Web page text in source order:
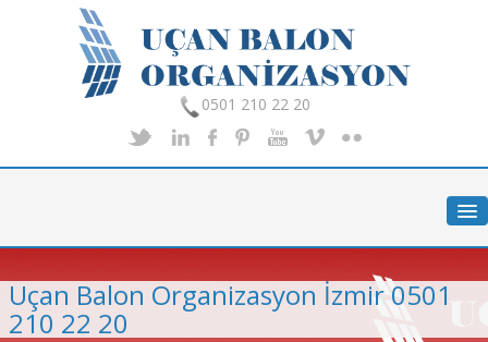
0501 210 22 20
Hakkımızda
Hizmetlerimiz
Organizasyon
Uçan Balon Organizasyon İzmir 0501
210 22 20